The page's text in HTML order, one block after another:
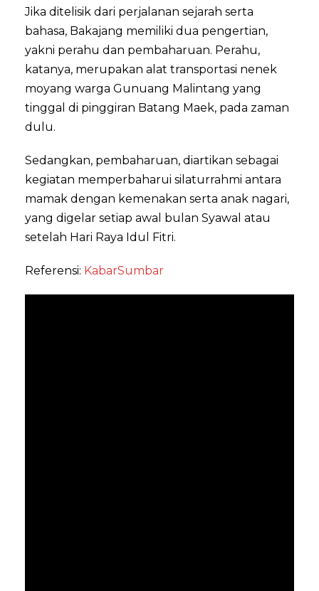
Jika ditelisik dari perjalanan sejarah serta
bahasa, Bakajang memiliki dua pengertian,
yakni perahu dan pembaharuan. Perahu,
katanya, merupakan alat transportasi nenek
moyang warga Gunuang Malintang yang
tinggal di pinggiran Batang Maek, pada zaman
dulu.
Sedangkan, pembaharuan, diartikan sebagai
kegiatan memperbaharui silaturrahmi antara
mamak dengan kemenakan serta anak nagari,
yang digelar setiap awal bulan Syawal atau
setelah Hari Raya Idul Fitri.
Referensi: KabarSumbar